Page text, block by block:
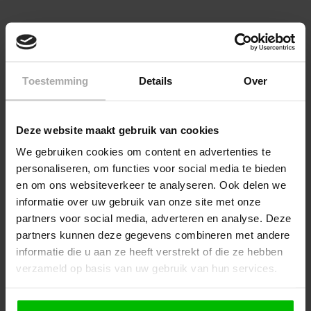
Toestemming Details Over
Deze website maakt gebruik van cookies
We gebruiken cookies om content en advertenties te
personaliseren, om functies voor social media te bieden
en om ons websiteverkeer te analyseren. Ook delen we
informatie over uw gebruik van onze site met onze
partners voor social media, adverteren en analyse. Deze
partners kunnen deze gegevens combineren met andere
informatie die u aan ze heeft verstrekt of die ze hebben
verzameld op basis van uw gebruik van hun services.
Meest recente beoordelingen
Prima product
LAAD MEER RECENSIES OVER DIT PRODUCT>
ANDEREN KOCHTEN OOK